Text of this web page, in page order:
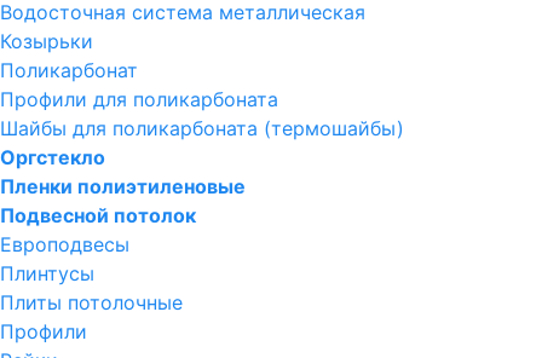
Водосточная система металлическая
Козырьки
Поликарбонат
Профили для поликарбоната
Шайбы для поликарбоната (термошайбы)
Оргстекло
Пленки полиэтиленовые
Подвесной потолок
Европодвесы
Плинтусы
Плиты потолочные
Профили